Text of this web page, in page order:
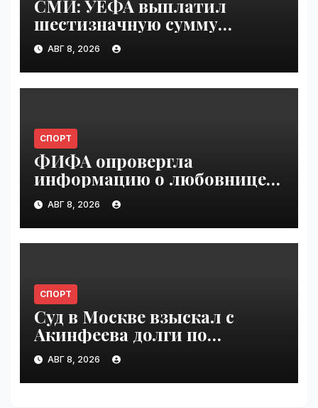
СМИ: УЕФА выплатил
шестизначную сумму
любовнице Инфантино |
VseTime.ru
АВГ 8, 2026
СПОРТ
ФИФА опровергла
информацию о любовнице
Инфантино | VseTime.ru
АВГ 8, 2026
СПОРТ
Суд в Москве взыскал с
Акинфеева долги по
коммунальным платежам |
VseTime.ru
АВГ 8, 2026